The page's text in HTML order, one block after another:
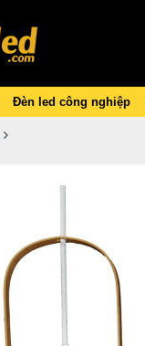
Đèn led công nghiệp